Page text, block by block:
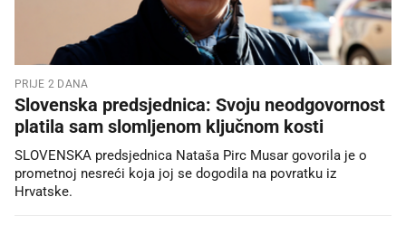
PRIJE 2 DANA
Slovenska predsjednica: Svoju neodgovornost
platila sam slomljenom ključnom kosti
SLOVENSKA predsjednica Nataša Pirc Musar govorila je o
prometnoj nesreći koja joj se dogodila na povratku iz
Hrvatske.